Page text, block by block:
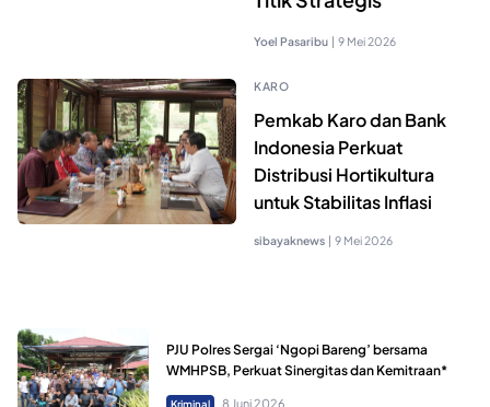
Yoel Pasaribu | 9 Mei 2026
KARO
Pemkab Karo dan Bank
Indonesia Perkuat
Distribusi Hortikultura
untuk Stabilitas Inflasi
sibayaknews | 9 Mei 2026
PJU Polres Sergai ‘Ngopi Bareng’ bersama
WMHPSB, Perkuat Sinergitas dan Kemitraan*
Kriminal 8 Juni 2026